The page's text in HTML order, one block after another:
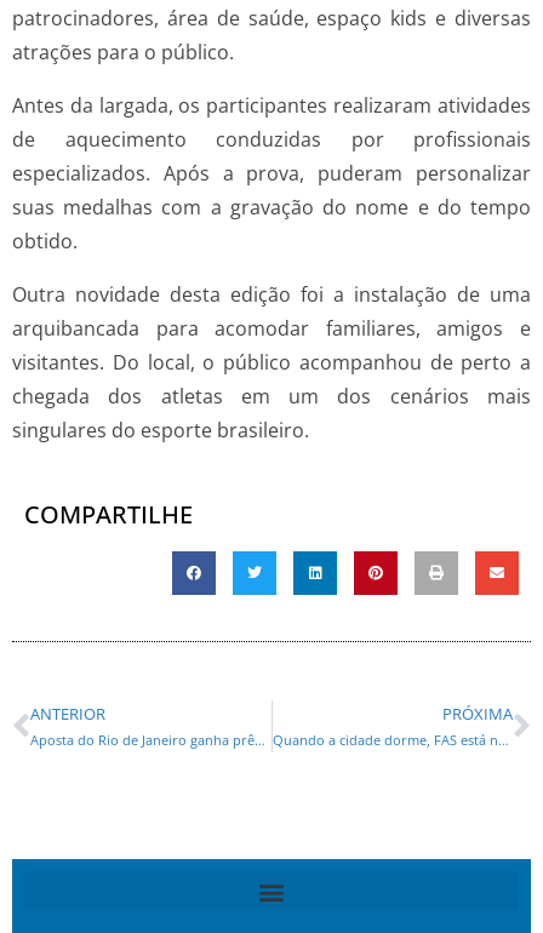
patrocinadores, área de saúde, espaço kids e diversas
atrações para o público.
Antes da largada, os participantes realizaram atividades
de aquecimento conduzidas por profissionais
especializados. Após a prova, puderam personalizar
suas medalhas com a gravação do nome e do tempo
obtido.
Outra novidade desta edição foi a instalação de uma
arquibancada para acomodar familiares, amigos e
visitantes. Do local, o público acompanhou de perto a
chegada dos atletas em um dos cenários mais
singulares do esporte brasileiro.
COMPARTILHE
ANTERIOR
Aposta do Rio de Janeiro ganha prêmio de R$ 39,4 milhões da Mega-Sena
PRÓXIMA
Quando a cidade dorme, FAS está nas ruas para ajudar pessoas sem abrigo